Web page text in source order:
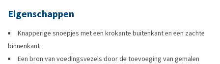
Eigenschappen
Knapperige snoepjes met een krokante buitenkant en een zachte
binnenkant
Een bron van voedingsvezels door de toevoeging van gemalen